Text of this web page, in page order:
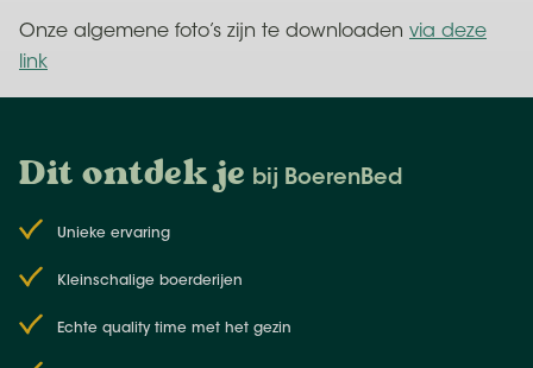
Onze algemene foto’s zijn te downloaden via deze
link
Dit ontdek je bij BoerenBed
Unieke ervaring
Kleinschalige boerderijen
Echte quality time met het gezin